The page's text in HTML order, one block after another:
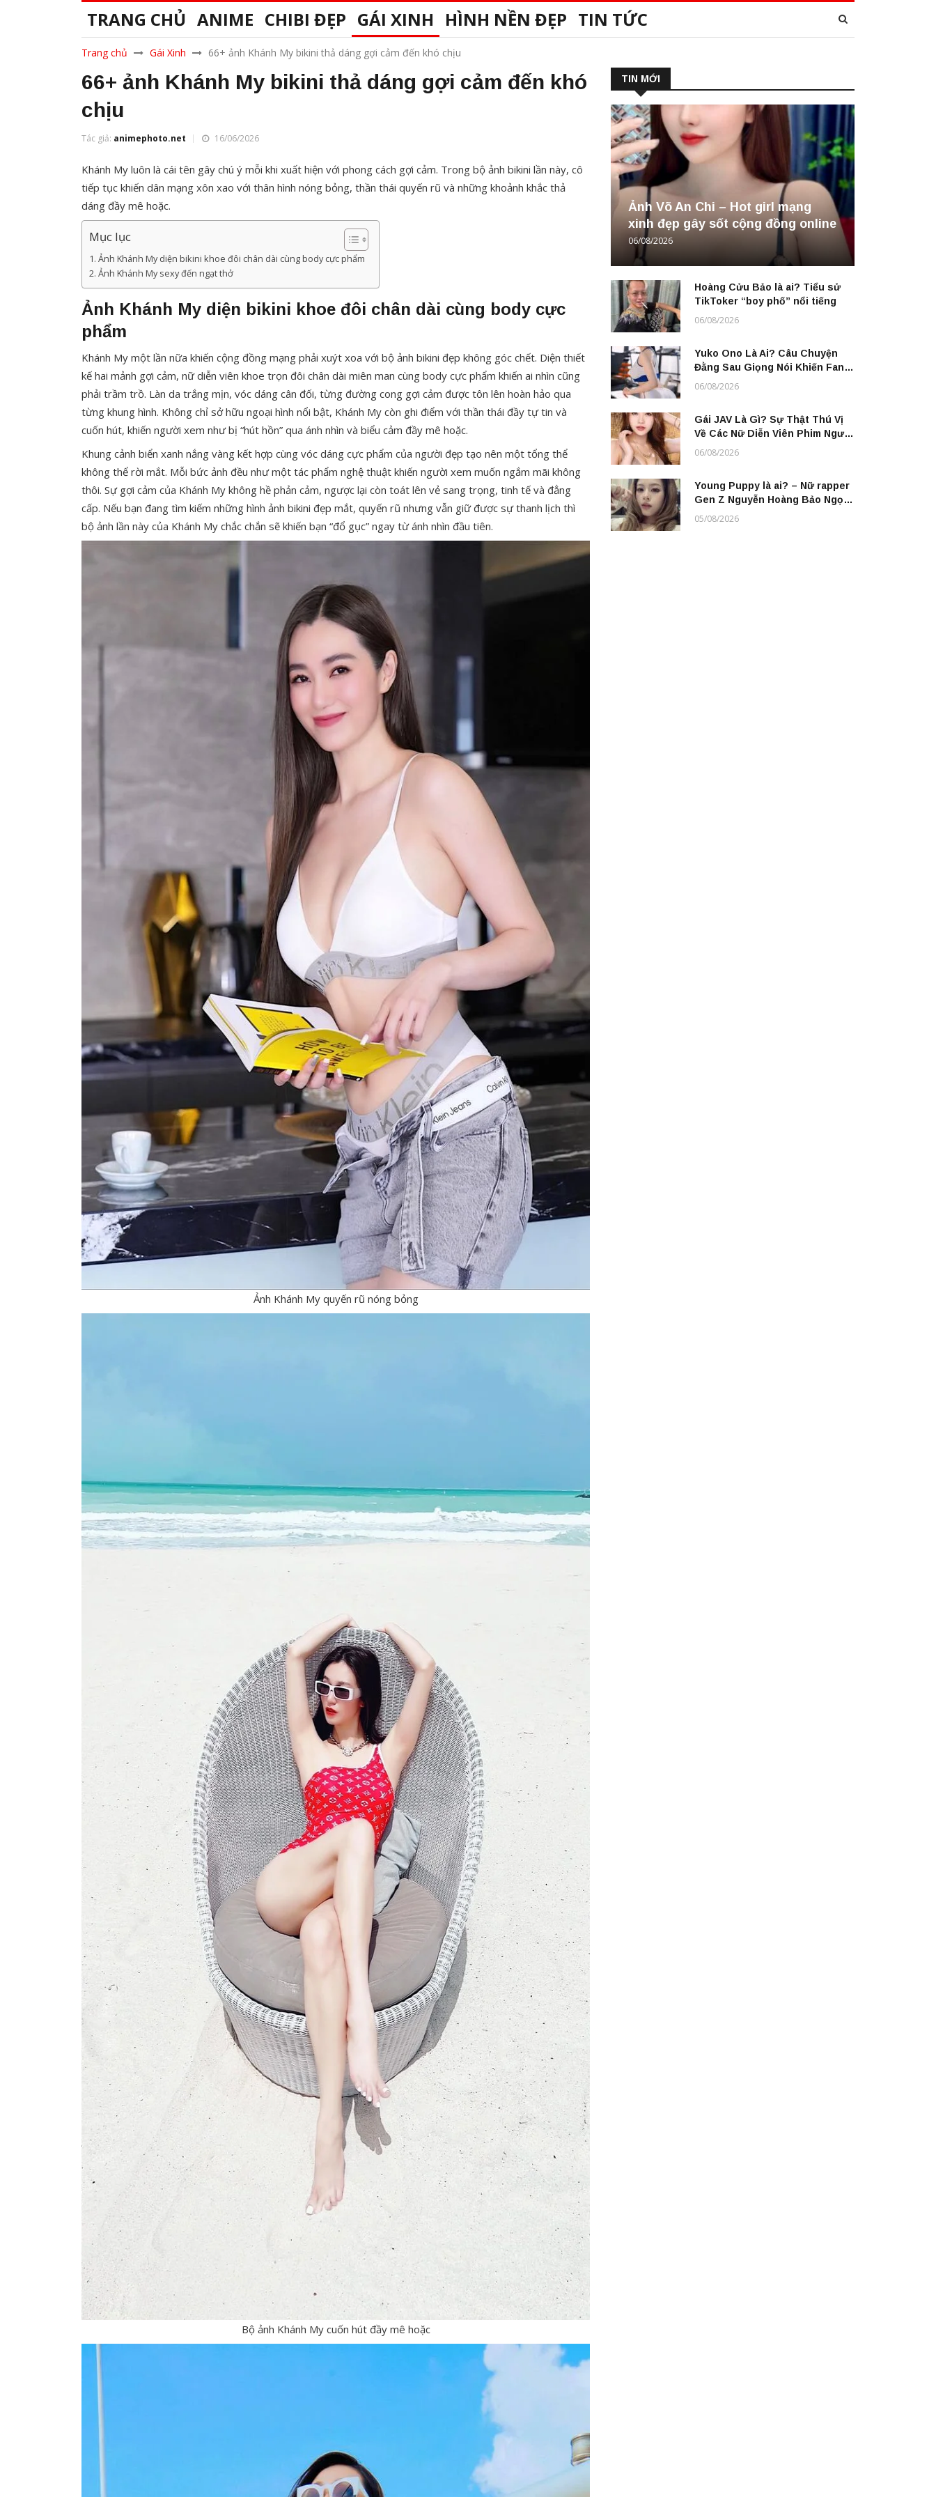
TRANG CHỦ ANIME CHIBI ĐẸP GÁI XINH HÌNH NỀN ĐẸP TIN TỨC
Trang chủ Gái Xinh 66+ ảnh Khánh My bikini thả dáng gợi cảm đến khó chịu
66+ ảnh Khánh My bikini thả dáng gợi cảm đến khó
chịu
Tác giả: animephoto.net 16/06/2026
Khánh My luôn là cái tên gây chú ý mỗi khi xuất hiện với phong cách gợi cảm. Trong bộ ảnh bikini lần này, cô
tiếp tục khiến dân mạng xôn xao với thân hình nóng bỏng, thần thái quyến rũ và những khoảnh khắc thả
dáng đầy mê hoặc.
Mục lục
Ảnh Khánh My diện bikini khoe đôi chân dài cùng body cực phẩm
Ảnh Khánh My sexy đến ngạt thở
Ảnh Khánh My diện bikini khoe đôi chân dài cùng body cực
phẩm
Khánh My một lần nữa khiến cộng đồng mạng phải xuýt xoa với bộ ảnh bikini đẹp không góc chết. Diện thiết
kế hai mảnh gợi cảm, nữ diễn viên khoe trọn đôi chân dài miên man cùng body cực phẩm khiến ai nhìn cũng
phải trầm trồ. Làn da trắng mịn, vóc dáng cân đối, từng đường cong gợi cảm được tôn lên hoàn hảo qua
từng khung hình. Không chỉ sở hữu ngoại hình nổi bật, Khánh My còn ghi điểm với thần thái đầy tự tin và
cuốn hút, khiến người xem như bị “hút hồn” qua ánh nhìn và biểu cảm đầy mê hoặc.
Khung cảnh biển xanh nắng vàng kết hợp cùng vóc dáng cực phẩm của người đẹp tạo nên một tổng thể
không thể rời mắt. Mỗi bức ảnh đều như một tác phẩm nghệ thuật khiến người xem muốn ngắm mãi không
thôi. Sự gợi cảm của Khánh My không hề phản cảm, ngược lại còn toát lên vẻ sang trọng, tinh tế và đẳng
cấp. Nếu bạn đang tìm kiếm những hình ảnh bikini đẹp mắt, quyến rũ nhưng vẫn giữ được sự thanh lịch thì
bộ ảnh lần này của Khánh My chắc chắn sẽ khiến bạn “đổ gục” ngay từ ánh nhìn đầu tiên.
Ảnh Khánh My quyến rũ nóng bỏng
Bộ ảnh Khánh My cuốn hút đầy mê hoặc
TIN MỚI
Ảnh Võ An Chi – Hot girl mạng
xinh đẹp gây sốt cộng đồng online
06/08/2026
Hoàng Cửu Bảo là ai? Tiểu sử
TikToker “boy phố” nổi tiếng
06/08/2026
Yuko Ono Là Ai? Câu Chuyện
Đằng Sau Giọng Nói Khiến Fan
Anime “Nghiện” Không Rời
06/08/2026
Gái JAV Là Gì? Sự Thật Thú Vị
Về Các Nữ Diễn Viên Phim Người
L.ớn Nhật Bản Bạn Chưa Biết
06/08/2026
Young Puppy là ai? – Nữ rapper
Gen Z Nguyễn Hoàng Bảo Ngọc
Hải Phòng
05/08/2026